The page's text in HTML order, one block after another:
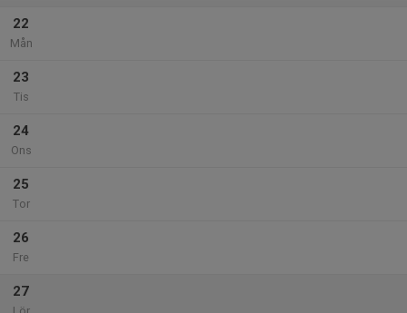
22
Mån
23
Tis
24
Ons
25
Tor
26
Fre
27